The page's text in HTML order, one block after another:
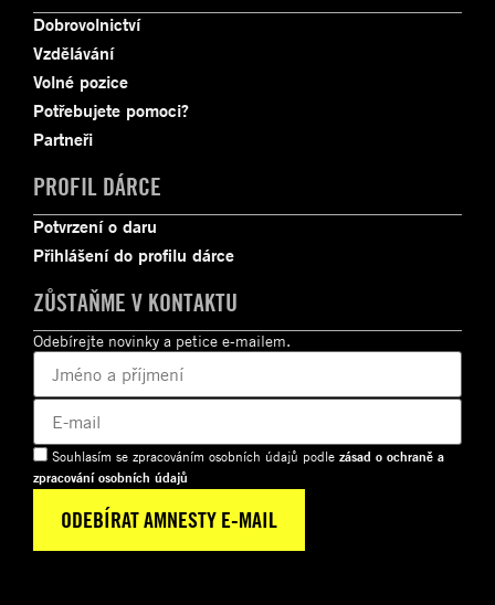
Dobrovolnictví
Vzdělávání
Volné pozice
Potřebujete pomoci?
Partneři
PROFIL DÁRCE
Potvrzení o daru
Přihlášení do profilu dárce
ZŮSTAŇME V KONTAKTU
Odebírejte novinky a petice e-mailem.
Souhlasím se zpracováním osobních údajů podle zásad o ochraně a
zpracování osobních údajů